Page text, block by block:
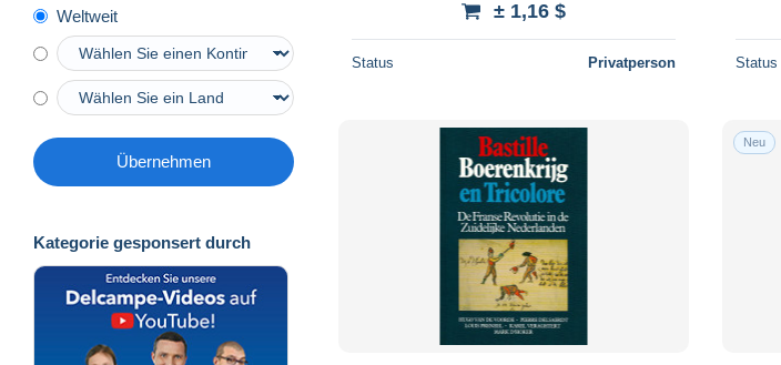
Weltweit
Übernehmen
Kategorie gesponsert durch
FOTO S
± 1,16 $
Status Privatperson Status
Neu